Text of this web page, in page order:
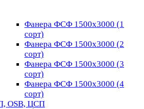
Фанера ФСФ 1500х3000 (1
сорт)
Фанера ФСФ 1500х3000 (2
сорт)
Фанера ФСФ 1500х3000 (3
сорт)
Фанера ФСФ 1500х3000 (4
сорт)
OSB, ЦСП